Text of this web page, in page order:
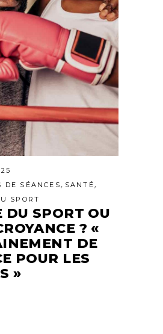
DE SÉANCES, SANTÉ,
SPORT
DU SPORT OU
? «
DE
POUR LES
»